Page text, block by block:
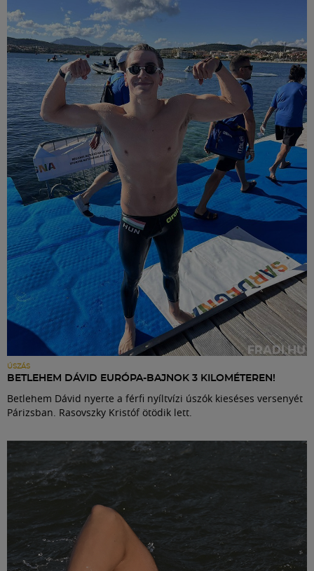
ÚSZÁS
BETLEHEM DÁVID EURÓPA-BAJNOK 3 KILOMÉTEREN!
Betlehem Dávid nyerte a férfi nyíltvízi úszók kieséses versenyét
Párizsban. Rasovszky Kristóf ötödik lett.